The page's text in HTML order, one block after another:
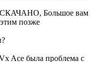
Большое вам
позже
Ace была проблема с